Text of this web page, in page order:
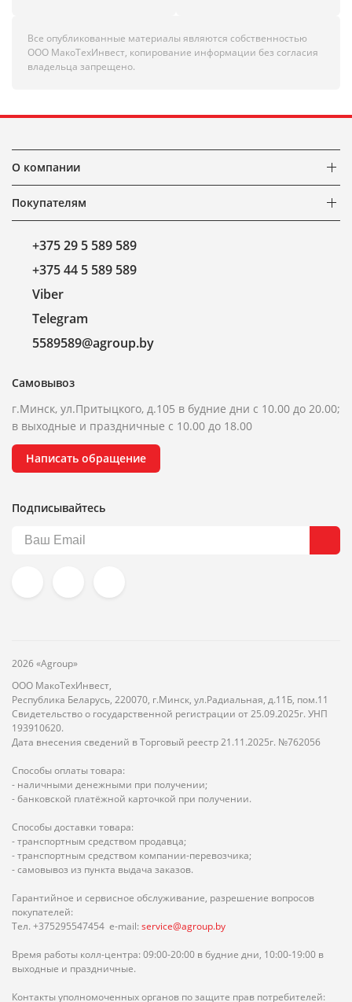
Все опубликованные материалы являются собственностью
ООО МакоТехИнвест, копирование информации без согласия
владельца запрещено.
О компании
Покупателям
+375 29 5 589 589
+375 44 5 589 589
Viber
Telegram
5589589@agroup.by
Самовывоз
г.Минск, ул.Притыцкого, д.105 в будние дни с 10.00 до 20.00;
в выходные и праздничные с 10.00 до 18.00
Написать обращение
Подписывайтесь
2026 «Agroup»
ООО МакоТехИнвест,
Республика Беларусь, 220070, г.Минск, ул.Радиальная, д.11Б, пом.11
Свидетельство о государственной регистрации от 25.09.2025г. УНП
193910620.
Дата внесения сведений в Торговый реестр 21.11.2025г. №762056
Способы оплаты товара:
- наличными денежными при получении;
- банковской платёжной карточкой при получении.
Способы доставки товара:
- транспортным средством продавца;
- транспортным средством компании-перевозчика;
- самовывоз из пункта выдача заказов.
Гарантийное и сервисное обслуживание, разрешение вопросов
покупателей:
Тел. +375295547454 e-mail: service@agroup.by
Время работы колл-центра: 09:00-20:00 в будние дни, 10:00-19:00 в
выходные и праздничные.
Контакты уполномоченных органов по защите прав потребителей: